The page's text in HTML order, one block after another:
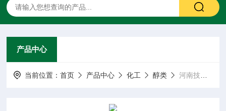
产品中心
当前位置：首页 产品中心 化工 醇类 河南技术参数